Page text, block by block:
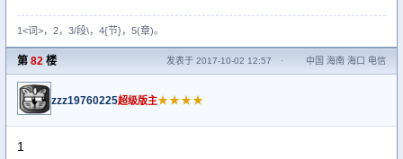
1<词>，2，3/段\，4{节}，5(章)。
第 82 楼 发表于 2017-10-02 12:57 · 中国 海南 海口 电信
zzz19760225超级版主★★★★
1